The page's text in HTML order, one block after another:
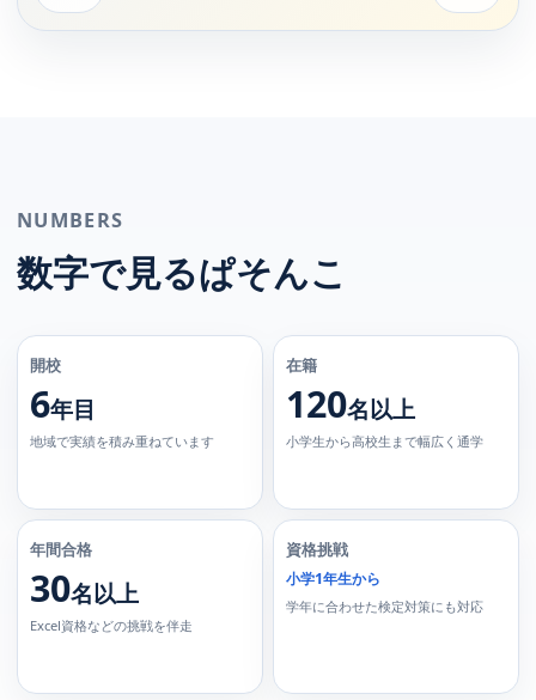
NUMBERS
数字で見るぱそんこ
開校
6年目
地域で実績を積み重ねています
在籍
120名以上
小学生から高校生まで幅広く通学
年間合格
30名以上
Excel資格などの挑戦を伴走
資格挑戦
小学1年生から
学年に合わせた検定対策にも対応